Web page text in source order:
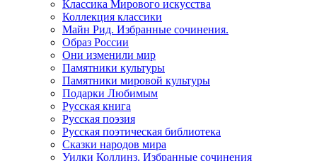
Классика Мирового искусства
Коллекция классики
Майн Рид. Избранные сочинения.
Образ России
Они изменили мир
Памятники культуры
Памятники мировой культуры
Подарки Любимым
Русская книга
Русская поэзия
Русская поэтическая библиотека
Сказки народов мира
Уилки Коллинз. Избранные сочинения